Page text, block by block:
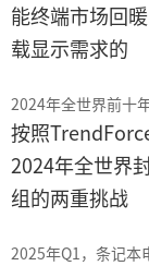
能终端市场回
载显示需求的
2024年全世界前十
按照
2024年全世界
组的两重挑战
2025年Q1，条记本